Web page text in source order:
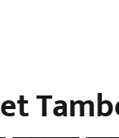
Tambe: